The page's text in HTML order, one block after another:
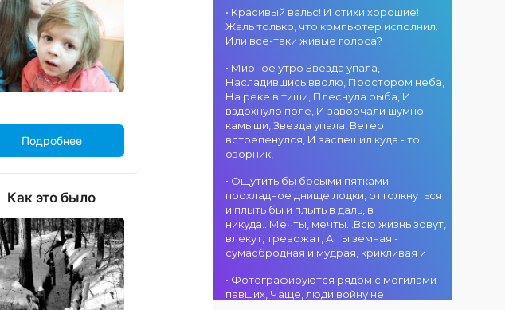
исполнители из
разных стран
встретятся на
чтобы открыть
яркий праздник
музыки и
творчества.
Станьте
свидетелями
Приходите
поддержать
акимата
состоится
фестиваль
участием детских
творческих
коллективов
проекта «Даму
бала»! Вас ждут
яркие
прекрасные
песни,
зажигательные
танцы и
праздничное
настроение!
«Карнавал»! 15
августа на
площади
акимата
состоится
концертная
программа
ансамбля танца
«Карнавал»!
Фахрутдинов. Вас
ждут зрелищные
хореографические
образы,
зажигательные
ритмы и
праздничное
г. Костанай дом
культуры
В День города —
DJ-программа
«MOVE &
DANCE»! 14
областного
акимата
состоится
праздничная DJ-
программа! Вас
ждут
музыкальные
хиты,
культуры
Костанай
завоевал Гран-
г. Костанай дом
культуры
• Красивый вальс! И стихи хорошие!
Жаль только, что компьютер исполнил.
Или все-таки живые голоса?
• Мирное утро Звезда упала,
Насладившись вволю, Простором неба,
На реке в тиши, Плеснула рыба, И
вздохнуло поле, И заворчали шумно
камыши, Звезда упала, Ветер
встрепенулся, И заспешил куда - то
озорник,
• Ощутить бы босыми пятками
прохладное днище лодки, оттолкнуться
и плыть бы и плыть в даль, в
никуда...Мечты, мечты...Всю жизнь зовут,
влекут, тревожат, А ты земная -
сумасбродная и мудрая, крикливая и
• Фотографируются рядом с могилами
павших, Чаще, люди войну не